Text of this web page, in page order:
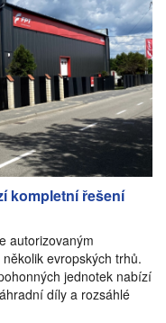
kompletní řešení
autorizovaným
evropských trhů.
jednotek nabízí
díly a rozsáhlé